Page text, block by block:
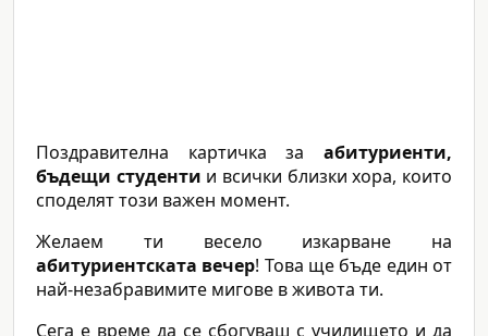
Поздравителна картичка за абитуриенти,
бъдещи студенти и всички близки хора, които
споделят този важен момент.
Желаем ти весело изкарване на
абитуриентската вечер! Това ще бъде един от
най-незабравимите мигове в живота ти.
Сега е време да се сбогуваш с училището и да